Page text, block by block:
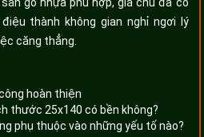
thành không gian nghỉ ngơi lý
căng thẳng.
hoàn thiện
thước 25x140 có bền không?
phụ thuộc vào những yếu tố nào?